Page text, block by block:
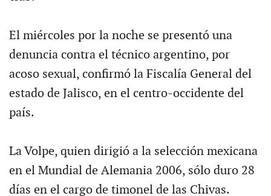
El miércoles por la noche se presentó una
denuncia contra el técnico argentino, por
acoso sexual, confirmó la Fiscalía General del
estado de Jalisco, en el centro-occidente del
país.
La Volpe, quien dirigió a la selección mexicana
en el Mundial de Alemania 2006, sólo duro 28
días en el cargo de timonel de las Chivas.